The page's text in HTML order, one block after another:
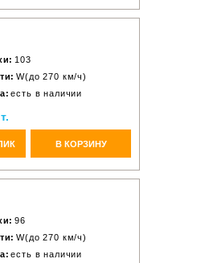
103
W(до 270 км/ч)
есть в наличии
В КОРЗИНУ
96
W(до 270 км/ч)
есть в наличии